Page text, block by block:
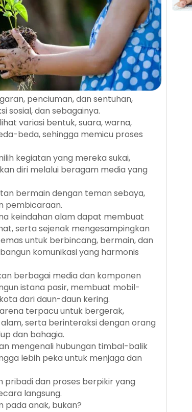
penciuman, dan sentuhan,
sosial, dan sebagainya.
variasi bentuk, suara, warna,
beda, sehingga memicu proses
kegiatan yang mereka sukai,
diri melalui beragam media yang
bermain dengan teman sebaya,
pembicaraan.
keindahan alam dapat membuat
serta sejenak mengesampingkan
untuk berbincang, bermain, dan
komunikasi yang harmonis
berbagai media dan komponen
istana pasir, membuat mobil-
dari daun-daun kering.
terpacu untuk bergerak,
serta berinteraksi dengan orang
dan bahagia.
mengenali hubungan timbal-balik
lebih peka untuk menjaga dan
pribadi dan proses berpikir yang
langsung.
pada anak, bukan?